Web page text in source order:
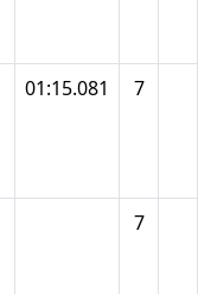
01:15.081 7
7